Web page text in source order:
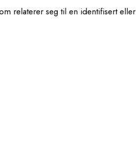
relaterer seg til en identifisert eller